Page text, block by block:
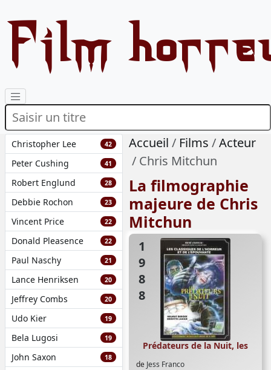
Film
Christopher Lee 42
Peter Cushing 41
Robert Englund 28
Debbie Rochon 23
Vincent Price 22
Donald Pleasence 22
Paul Naschy 21
Lance Henriksen 20
Jeffrey Combs 20
Udo Kier 19
Bela Lugosi 19
John Saxon 18
Accueil Films
Acteur
Chris Mitchun
La filmographie
majeure de Chris
Mitchun
1988
de Jess Franco
Prédateurs de la Nuit, les